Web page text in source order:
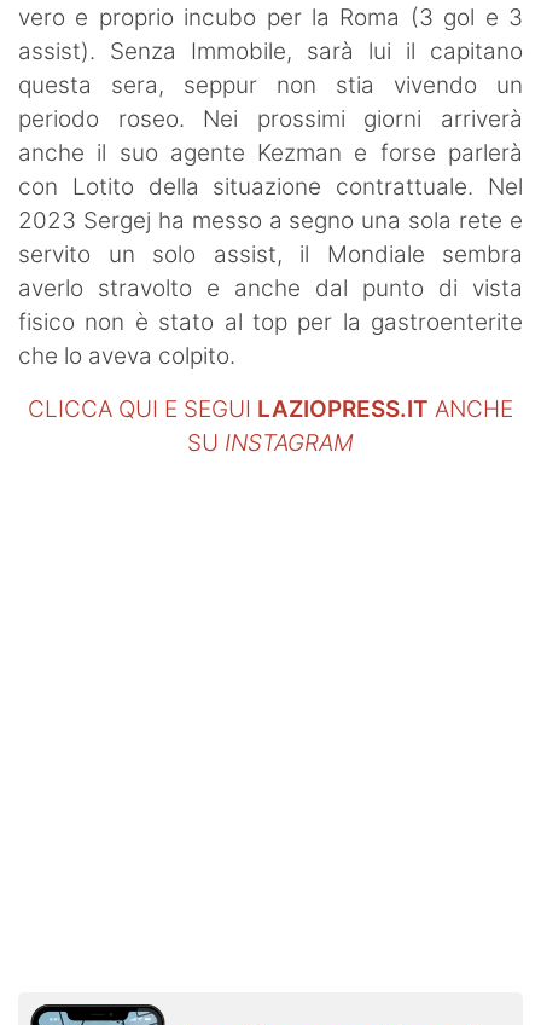
vero e proprio incubo per la Roma (3 gol e 3
assist). Senza Immobile, sarà lui il capitano
questa sera, seppur non stia vivendo un
periodo roseo. Nei prossimi giorni arriverà
anche il suo agente Kezman e forse parlerà
con Lotito della situazione contrattuale. Nel
2023 Sergej ha messo a segno una sola rete e
servito un solo assist, il Mondiale sembra
averlo stravolto e anche dal punto di vista
fisico non è stato al top per la gastroenterite
che lo aveva colpito.
CLICCA QUI E SEGUI LAZIOPRESS.IT ANCHE
SU INSTAGRAM